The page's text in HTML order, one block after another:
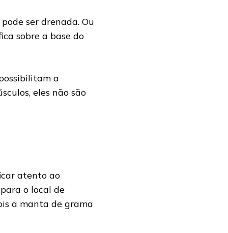
ser drenada. Ou
sobre a base do
a
eles não são
atento ao
o local de
a manta de grama